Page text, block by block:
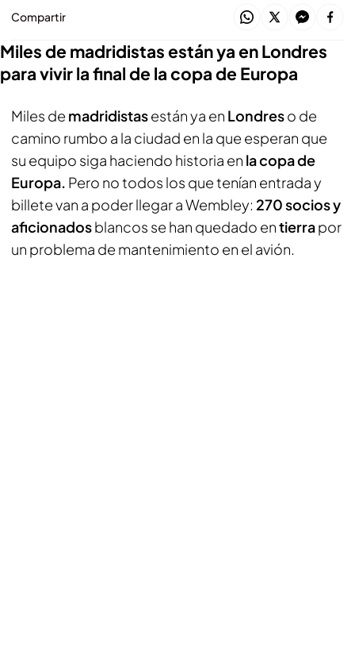
Compartir
Miles de madridistas están ya en Londres
para vivir la final de la copa de Europa
Miles de madridistasestán ya en Londreso de
camino rumbo a la ciudad en la que esperan que
su equipo siga haciendo historia en la copa de
Europa. Pero no todos los que tenían entrada y
billete van a poder llegar a Wembley: 270 socios y
aficionadosblancos se han quedado entierrapor
un problema de mantenimiento en el avión.